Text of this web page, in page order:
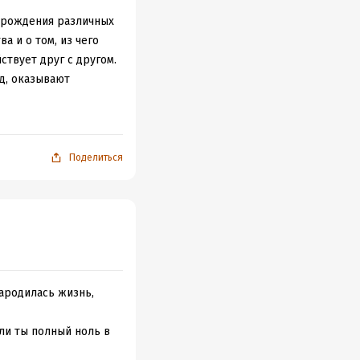
различных
и о том, из чего
друг с другом.
оказывают
многие
Вселенной
момент –
мирах
иных реальностей
Поделиться
жизнь,
ты полный ноль в